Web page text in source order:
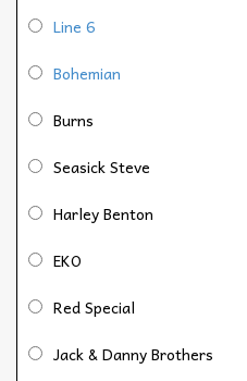
Line 6
Bohemian
Burns
Seasick Steve
Harley Benton
EKO
Red Special
Jack & Danny Brothers